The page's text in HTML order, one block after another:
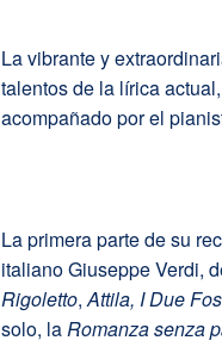
La vibrante y
talentos de la lírica
acompañado por el
La primera parte de su
italiano Giuseppe Verdi,
Rigoletto,Attila, I Due
solo, laRomanza senza